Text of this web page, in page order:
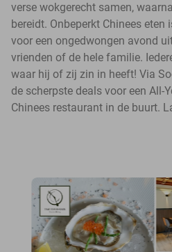
verse wokgerecht samen,
bereidt. Onbeperkt Chinees
voor een ongedwongen avond
vrienden of de hele familie.
waar hij of zij zin in heeft! Via
de scherpste deals voor een All-
Chinees restaurant in de buurt.